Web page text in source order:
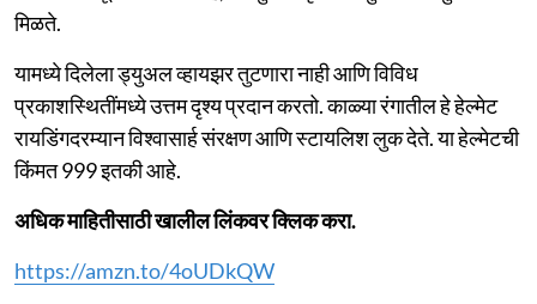
मिळते.
यामध्ये दिलेला ड्युअल व्हायझर तुटणारा नाही आणि विविध
प्रकाशस्थितींमध्ये उत्तम दृश्य प्रदान करतो. काळ्या रंगातील हे हेल्मेट
रायडिंगदरम्यान विश्वासार्ह संरक्षण आणि स्टायलिश लुक देते. या हेल्मेटची
किंमत 999 इतकी आहे.
अधिक माहितीसाठी खालील लिंकवर क्लिक करा.
https://amzn.to/4oUDkQW